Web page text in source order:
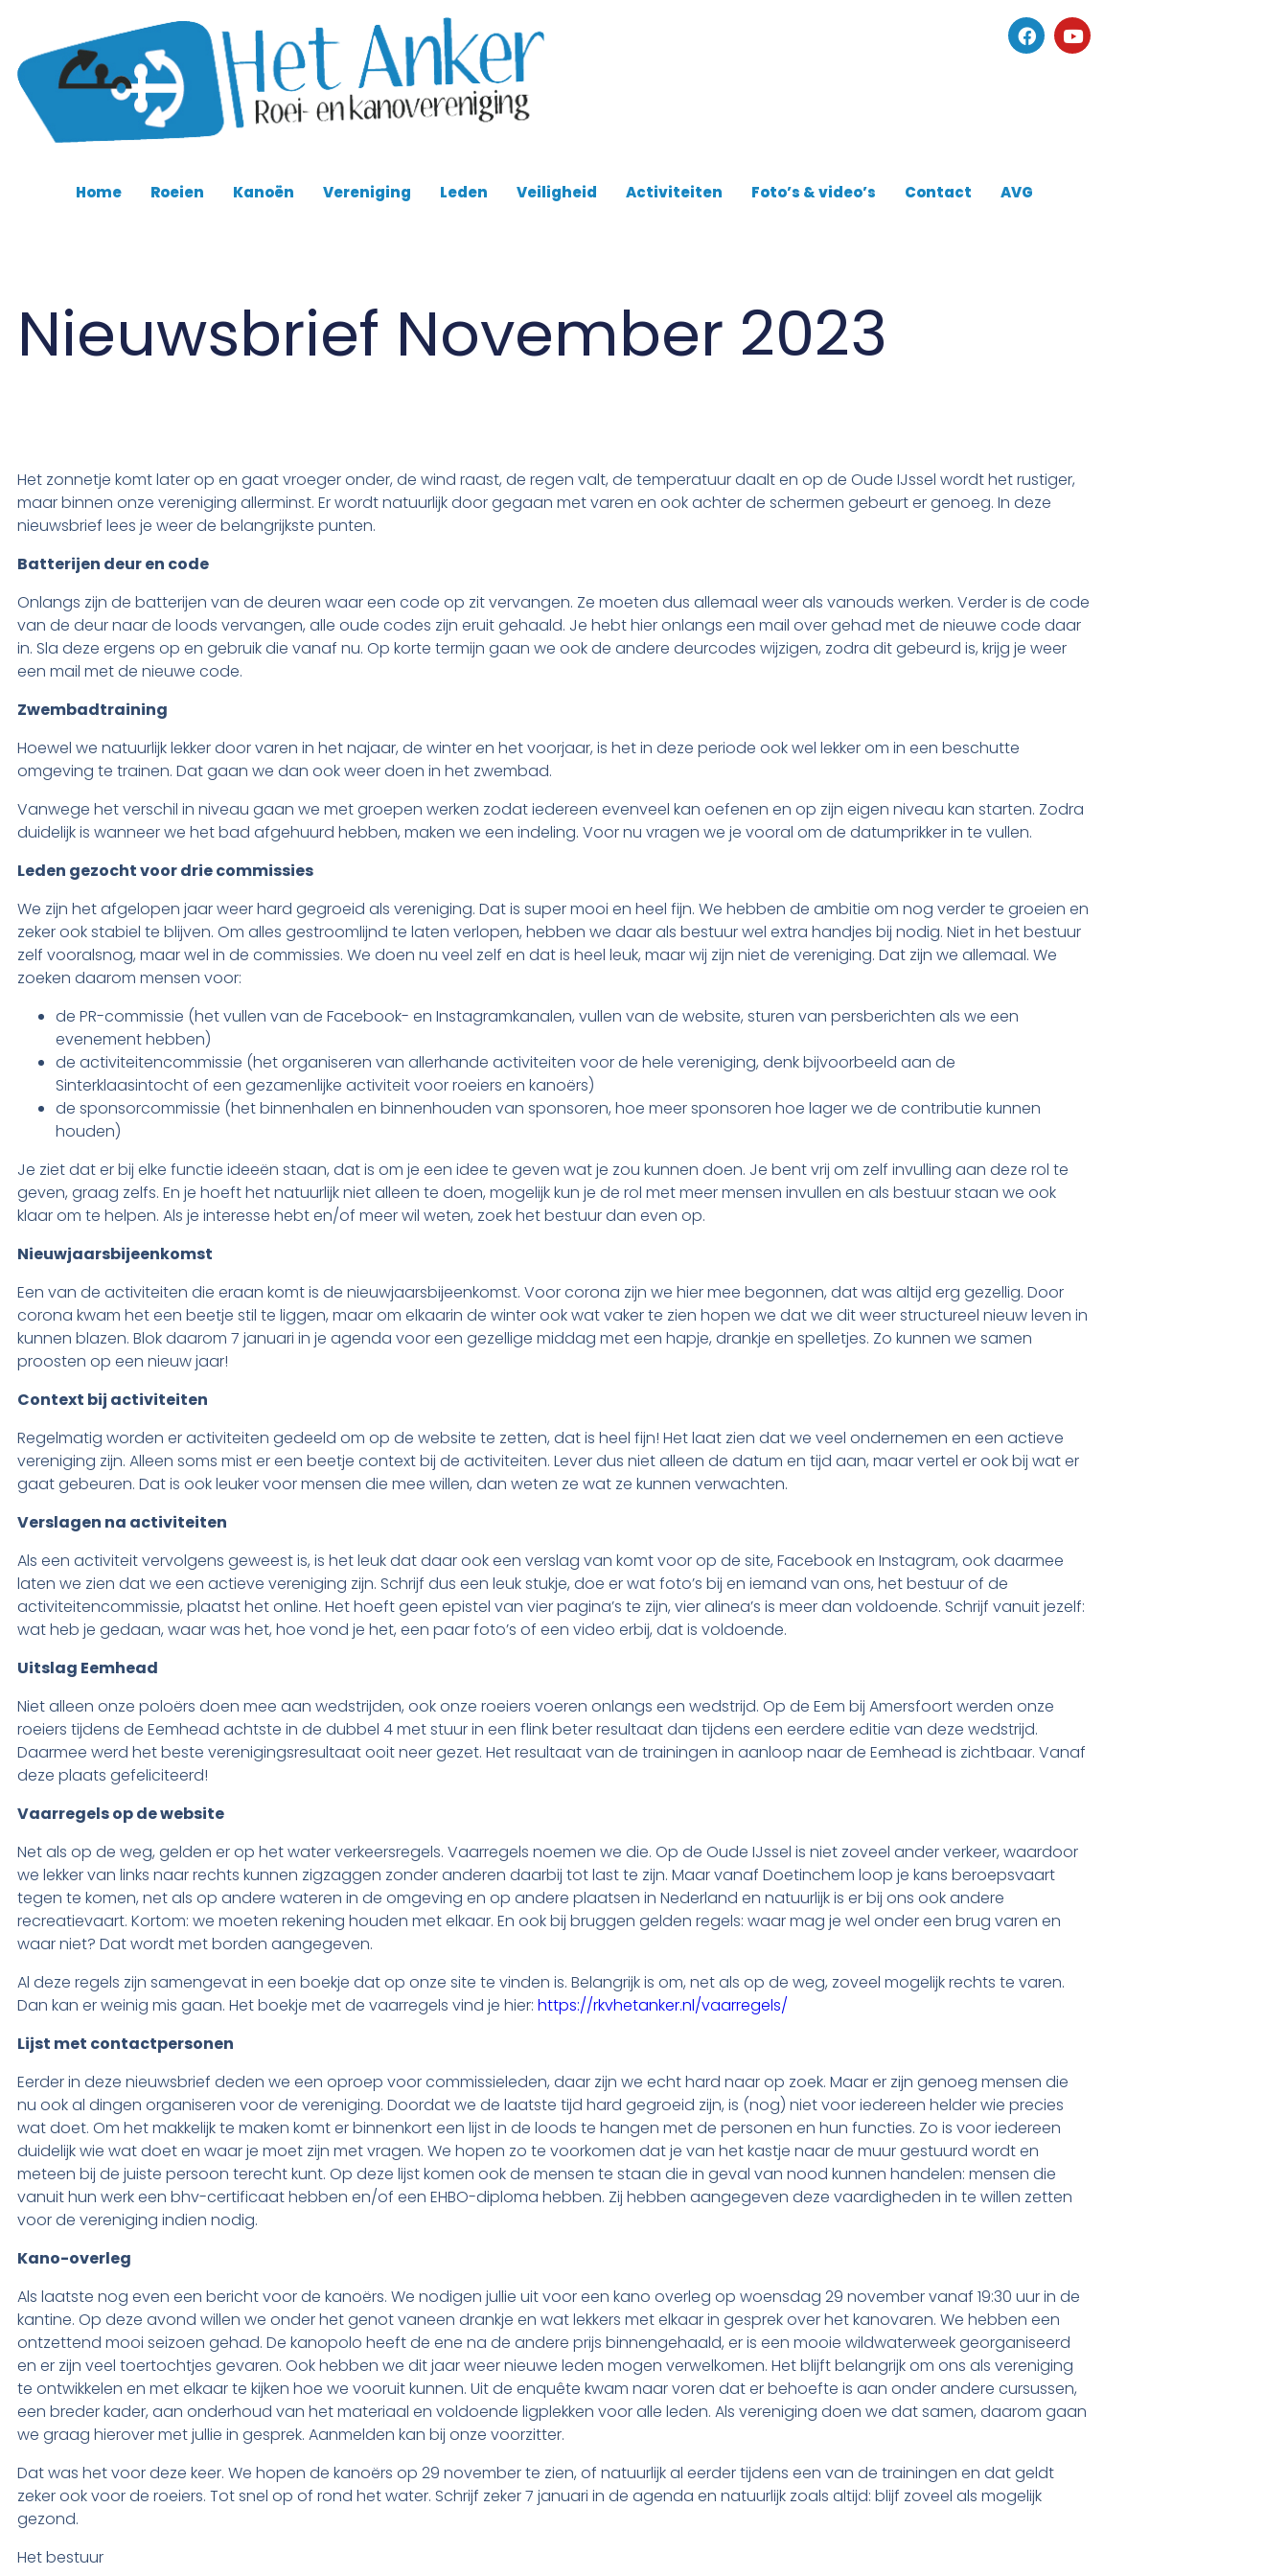
Home Roeien Kanoën Vereniging Leden Veiligheid Activiteiten Foto’s & video’s Contact AVG
Nieuwsbrief November 2023
Het zonnetje komt later op en gaat vroeger onder, de wind raast, de regen valt, de temperatuur daalt en op de Oude IJssel wordt het rustiger,
maar binnen onze vereniging allerminst. Er wordt natuurlijk door gegaan met varen en ook achter de schermen gebeurt er genoeg. In deze
nieuwsbrief lees je weer de belangrijkste punten.
Batterijen deur en code
Onlangs zijn de batterijen van de deuren waar een code op zit vervangen. Ze moeten dus allemaal weer als vanouds werken. Verder is de code
van de deur naar de loods vervangen, alle oude codes zijn eruit gehaald. Je hebt hier onlangs een mail over gehad met de nieuwe code daar
in. Sla deze ergens op en gebruik die vanaf nu. Op korte termijn gaan we ook de andere deurcodes wijzigen, zodra dit gebeurd is, krijg je weer
een mail met de nieuwe code.
Zwembadtraining
Hoewel we natuurlijk lekker door varen in het najaar, de winter en het voorjaar, is het in deze periode ook wel lekker om in een beschutte
omgeving te trainen. Dat gaan we dan ook weer doen in het zwembad.
Vanwege het verschil in niveau gaan we met groepen werken zodat iedereen evenveel kan oefenen en op zijn eigen niveau kan starten. Zodra
duidelijk is wanneer we het bad afgehuurd hebben, maken we een indeling. Voor nu vragen we je vooral om de datumprikker in te vullen.
Leden gezocht voor drie commissies
We zijn het afgelopen jaar weer hard gegroeid als vereniging. Dat is super mooi en heel fijn. We hebben de ambitie om nog verder te groeien en
zeker ook stabiel te blijven. Om alles gestroomlijnd te laten verlopen, hebben we daar als bestuur wel extra handjes bij nodig. Niet in het bestuur
zelf vooralsnog, maar wel in de commissies. We doen nu veel zelf en dat is heel leuk, maar wij zijn niet de vereniging. Dat zijn we allemaal. We
zoeken daarom mensen voor:
de PR-commissie (het vullen van de Facebook- en Instagramkanalen, vullen van de website, sturen van persberichten als we een
evenement hebben)
de activiteitencommissie (het organiseren van allerhande activiteiten voor de hele vereniging, denk bijvoorbeeld aan de
Sinterklaasintocht of een gezamenlijke activiteit voor roeiers en kanoërs)
de sponsorcommissie (het binnenhalen en binnenhouden van sponsoren, hoe meer sponsoren hoe lager we de contributie kunnen
houden)
Je ziet dat er bij elke functie ideeën staan, dat is om je een idee te geven wat je zou kunnen doen. Je bent vrij om zelf invulling aan deze rol te
geven, graag zelfs. En je hoeft het natuurlijk niet alleen te doen, mogelijk kun je de rol met meer mensen invullen en als bestuur staan we ook
klaar om te helpen. Als je interesse hebt en/of meer wil weten, zoek het bestuur dan even op.
Nieuwjaarsbijeenkomst
Een van de activiteiten die eraan komt is de nieuwjaarsbijeenkomst. Voor corona zijn we hier mee begonnen, dat was altijd erg gezellig. Door
corona kwam het een beetje stil te liggen, maar om elkaarin de winter ook wat vaker te zien hopen we dat we dit weer structureel nieuw leven in
kunnen blazen. Blok daarom 7 januari in je agenda voor een gezellige middag met een hapje, drankje en spelletjes. Zo kunnen we samen
proosten op een nieuw jaar!
Context bij activiteiten
Regelmatig worden er activiteiten gedeeld om op de website te zetten, dat is heel fijn! Het laat zien dat we veel ondernemen en een actieve
vereniging zijn. Alleen soms mist er een beetje context bij de activiteiten. Lever dus niet alleen de datum en tijd aan, maar vertel er ook bij wat er
gaat gebeuren. Dat is ook leuker voor mensen die mee willen, dan weten ze wat ze kunnen verwachten.
Verslagen na activiteiten
Als een activiteit vervolgens geweest is, is het leuk dat daar ook een verslag van komt voor op de site, Facebook en Instagram, ook daarmee
laten we zien dat we een actieve vereniging zijn. Schrijf dus een leuk stukje, doe er wat foto’s bij en iemand van ons, het bestuur of de
activiteitencommissie, plaatst het online. Het hoeft geen epistel van vier pagina’s te zijn, vier alinea’s is meer dan voldoende. Schrijf vanuit jezelf:
wat heb je gedaan, waar was het, hoe vond je het, een paar foto’s of een video erbij, dat is voldoende.
Uitslag Eemhead
Niet alleen onze poloërs doen mee aan wedstrijden, ook onze roeiers voeren onlangs een wedstrijd. Op de Eem bij Amersfoort werden onze
roeiers tijdens de Eemhead achtste in de dubbel 4 met stuur in een flink beter resultaat dan tijdens een eerdere editie van deze wedstrijd.
Daarmee werd het beste verenigingsresultaat ooit neer gezet. Het resultaat van de trainingen in aanloop naar de Eemhead is zichtbaar. Vanaf
deze plaats gefeliciteerd!
Vaarregels op de website
Net als op de weg, gelden er op het water verkeersregels. Vaarregels noemen we die. Op de Oude IJssel is niet zoveel ander verkeer, waardoor
we lekker van links naar rechts kunnen zigzaggen zonder anderen daarbij tot last te zijn. Maar vanaf Doetinchem loop je kans beroepsvaart
tegen te komen, net als op andere wateren in de omgeving en op andere plaatsen in Nederland en natuurlijk is er bij ons ook andere
recreatievaart. Kortom: we moeten rekening houden met elkaar. En ook bij bruggen gelden regels: waar mag je wel onder een brug varen en
waar niet? Dat wordt met borden aangegeven.
Al deze regels zijn samengevat in een boekje dat op onze site te vinden is. Belangrijk is om, net als op de weg, zoveel mogelijk rechts te varen.
Dan kan er weinig mis gaan. Het boekje met de vaarregels vind je hier: https://rkvhetanker.nl/vaarregels/
Lijst met contactpersonen
Eerder in deze nieuwsbrief deden we een oproep voor commissieleden, daar zijn we echt hard naar op zoek. Maar er zijn genoeg mensen die
nu ook al dingen organiseren voor de vereniging. Doordat we de laatste tijd hard gegroeid zijn, is (nog) niet voor iedereen helder wie precies
wat doet. Om het makkelijk te maken komt er binnenkort een lijst in de loods te hangen met de personen en hun functies. Zo is voor iedereen
duidelijk wie wat doet en waar je moet zijn met vragen. We hopen zo te voorkomen dat je van het kastje naar de muur gestuurd wordt en
meteen bij de juiste persoon terecht kunt. Op deze lijst komen ook de mensen te staan die in geval van nood kunnen handelen: mensen die
vanuit hun werk een bhv-certificaat hebben en/of een EHBO-diploma hebben. Zij hebben aangegeven deze vaardigheden in te willen zetten
voor de vereniging indien nodig.
Kano-overleg
Als laatste nog even een bericht voor de kanoërs. We nodigen jullie uit voor een kano overleg op woensdag 29 november vanaf 19:30 uur in de
kantine. Op deze avond willen we onder het genot vaneen drankje en wat lekkers met elkaar in gesprek over het kanovaren. We hebben een
ontzettend mooi seizoen gehad. De kanopolo heeft de ene na de andere prijs binnengehaald, er is een mooie wildwaterweek georganiseerd
en er zijn veel toertochtjes gevaren. Ook hebben we dit jaar weer nieuwe leden mogen verwelkomen. Het blijft belangrijk om ons als vereniging
te ontwikkelen en met elkaar te kijken hoe we vooruit kunnen. Uit de enquête kwam naar voren dat er behoefte is aan onder andere cursussen,
een breder kader, aan onderhoud van het materiaal en voldoende ligplekken voor alle leden. Als vereniging doen we dat samen, daarom gaan
we graag hierover met jullie in gesprek. Aanmelden kan bij onze voorzitter.
Dat was het voor deze keer. We hopen de kanoërs op 29 november te zien, of natuurlijk al eerder tijdens een van de trainingen en dat geldt
zeker ook voor de roeiers. Tot snel op of rond het water. Schrijf zeker 7 januari in de agenda en natuurlijk zoals altijd: blijf zoveel als mogelijk
gezond.
Het bestuur